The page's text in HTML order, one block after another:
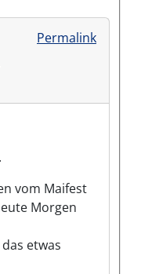
Permalink
vom Maifest
Morgen
etwas